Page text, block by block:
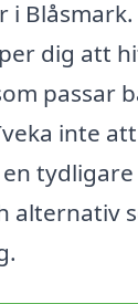
i
dig att
passar
inte
alternativ